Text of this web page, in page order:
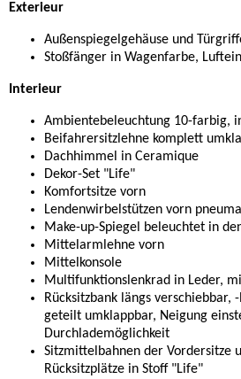
Exterieur
Außenspiegelgehäuse und
Stoßfänger in Wagenfarbe,
Interieur
Ambientebeleuchtung 10-farbig,
Beifahrersitzlehne komplett
Dachhimmel in Ceramique
Dekor-Set "Life"
Komfortsitze vorn
Lendenwirbelstützen vorn
Make-up-Spiegel beleuchtet in
Mittelarmlehne vorn
Mittelkonsole
Multifunktionslenkrad in Leder,
Rücksitzbank längs verschiebbar,
geteilt umklappbar, Neigung
Durchlademöglichkeit
Sitzmittelbahnen der Vordersitze
Rücksitzplätze in Stoff "Life"